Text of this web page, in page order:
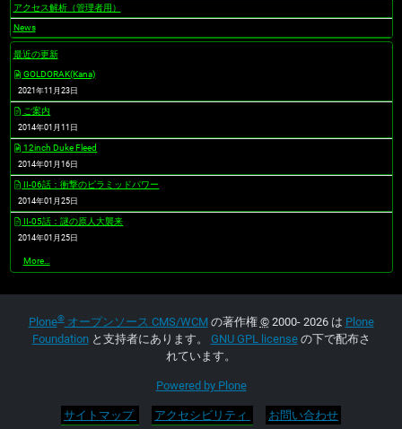
アクセス解析（管理者用）
News
最近の更新
GOLDORAK(Kana)
2021年11月23日
ご案内
2014年01月11日
12inch Duke Fleed
2014年01月16日
II-06話：衝撃のピラミッドパワー
2014年01月25日
II-05話：謎の原人大襲来
2014年01月25日
最
更
More…
Plone®オープンソース CMS/WCMの著作権 ©2000- 2026 は Plone
Foundationと支持者にあります。 GNU GPL licenseの下で配布さ
れています。
Powered by Plone
サイトマップ アクセシビリティ お問い合わせ